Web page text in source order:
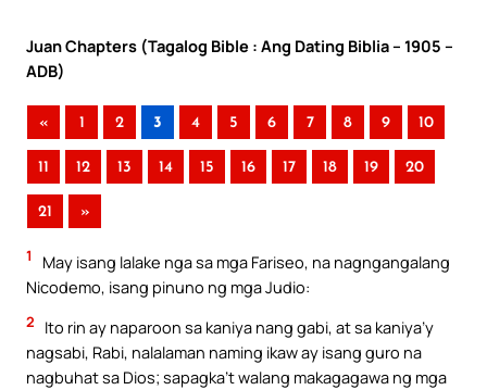
Juan Chapters (Tagalog Bible : Ang Dating Biblia – 1905 –
ADB)
« 1 2 3 4 5 6 7 8 9 10
11 12 13 14 15 16 17 18 19 20
21 »
1
May isang lalake nga sa mga Fariseo, na nagngangalang
Nicodemo, isang pinuno ng mga Judio:
2
Ito rin ay naparoon sa kaniya nang gabi, at sa kaniya’y
nagsabi, Rabi, nalalaman naming ikaw ay isang guro na
nagbuhat sa Dios; sapagka’t walang makagagawa ng mga